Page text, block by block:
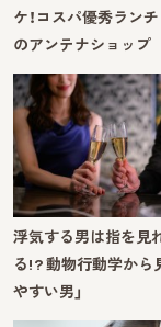
ケ！コスパ優秀ラン
のアンテナショップ
浮気する男は指を見
る!? 動物行動学から
やすい男」